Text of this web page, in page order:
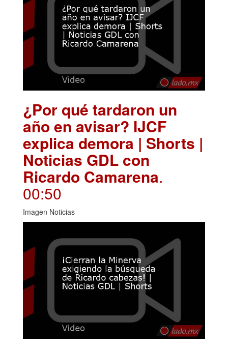
¿Por qué tardaron un
año en avisar? IJCF
explica demora | Shorts |
Noticias GDL con
Ricardo Camarena.
00:50
Imagen Noticias